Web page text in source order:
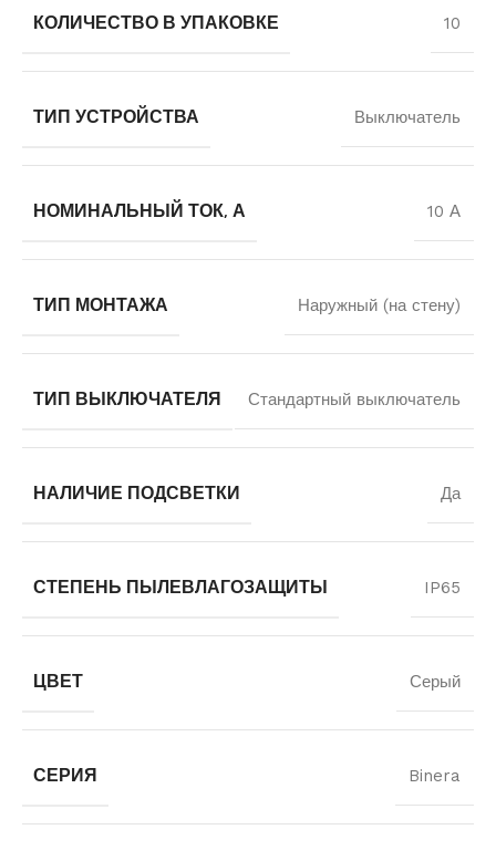
КОЛИЧЕСТВО В УПАКОВКЕ 10
ТИП УСТРОЙСТВА Выключатель
НОМИНАЛЬНЫЙ ТОК, А 10 А
ТИП МОНТАЖА Наружный (на стену)
ТИП ВЫКЛЮЧАТЕЛЯ Стандартный выключатель
НАЛИЧИЕ ПОДСВЕТКИ Да
СТЕПЕНЬ ПЫЛЕВЛАГОЗАЩИТЫ IP65
ЦВЕТ Серый
СЕРИЯ Binera